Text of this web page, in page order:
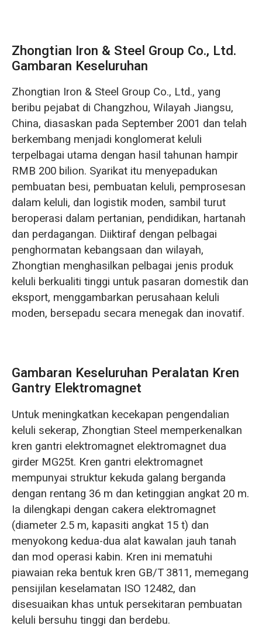
Zhongtian Iron & Steel Group Co., Ltd.
Gambaran Keseluruhan
Zhongtian Iron & Steel Group Co., Ltd., yang
beribu pejabat di Changzhou, Wilayah Jiangsu,
China, diasaskan pada September 2001 dan telah
berkembang menjadi konglomerat keluli
terpelbagai utama dengan hasil tahunan hampir
RMB 200 bilion. Syarikat itu menyepadukan
pembuatan besi, pembuatan keluli, pemprosesan
dalam keluli, dan logistik moden, sambil turut
beroperasi dalam pertanian, pendidikan, hartanah
dan perdagangan. Diiktiraf dengan pelbagai
penghormatan kebangsaan dan wilayah,
Zhongtian menghasilkan pelbagai jenis produk
keluli berkualiti tinggi untuk pasaran domestik dan
eksport, menggambarkan perusahaan keluli
moden, bersepadu secara menegak dan inovatif.
Gambaran Keseluruhan Peralatan Kren
Gantry Elektromagnet
Untuk meningkatkan kecekapan pengendalian
keluli sekerap, Zhongtian Steel memperkenalkan
kren gantri elektromagnet elektromagnet dua
girder MG25t. Kren gantri elektromagnet
mempunyai struktur kekuda galang berganda
dengan rentang 36 m dan ketinggian angkat 20 m.
Ia dilengkapi dengan cakera elektromagnet
(diameter 2.5 m, kapasiti angkat 15 t) dan
menyokong kedua-dua alat kawalan jauh tanah
dan mod operasi kabin. Kren ini mematuhi
piawaian reka bentuk kren GB/T 3811, memegang
pensijilan keselamatan ISO 12482, dan
disesuaikan khas untuk persekitaran pembuatan
keluli bersuhu tinggi dan berdebu.